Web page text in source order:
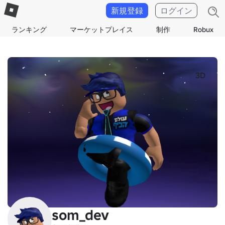
ランキング マーケットプレイス 制作 Robux
新規登録 ログイン
3D
som_dev